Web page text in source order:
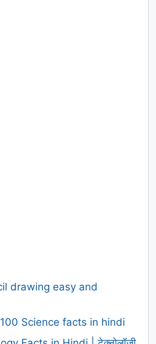
drawing easy and
100 Science facts in hindi